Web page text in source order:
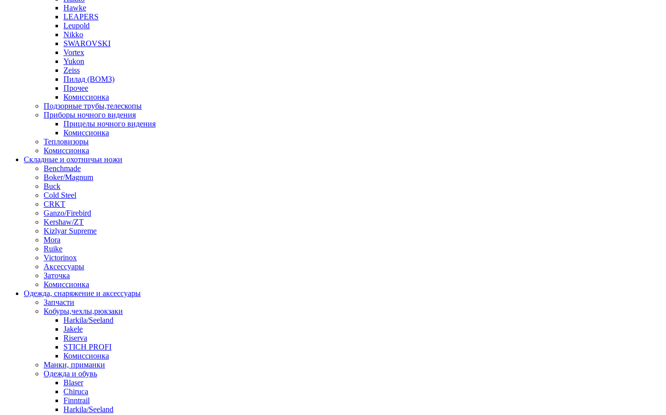
Hawke
LEAPERS
Leupold
Nikko
SWAROVSKI
Vortex
Yukon
Zeiss
Пилад (ВОМЗ)
Прочее
Комиссионка
Подзорные трубы,телескопы
Приборы ночного видения
Прицелы ночного видения
Комиссионка
Тепловизоры
Комиссионка
Складные и охотничьи ножи
Benchmade
Boker/Magnum
Buck
Cold Steel
CRKT
Ganzo/Firebird
Kershaw/ZT
Kizlyar Supreme
Mora
Ruike
Victorinox
Аксессуары
Заточка
Комиссионка
Одежда, снаряжение и аксессуары
Запчасти
Кобуры,чехлы,рюкзаки
Harkila/Seeland
Jakele
Riserva
STICH PROFI
Комиссионка
Манки, приманки
Одежда и обувь
Blaser
Chiruca
Finntrail
Harkila/Seeland